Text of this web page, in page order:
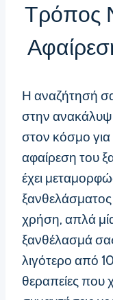
Τρόπος
Η αναζήτησή
στην
στον κόσμο για
αφαίρεση του
έχει
ξανθελάσματος
χρήση, απλά
ξανθέλασμά
λιγότερο από
θεραπείες που